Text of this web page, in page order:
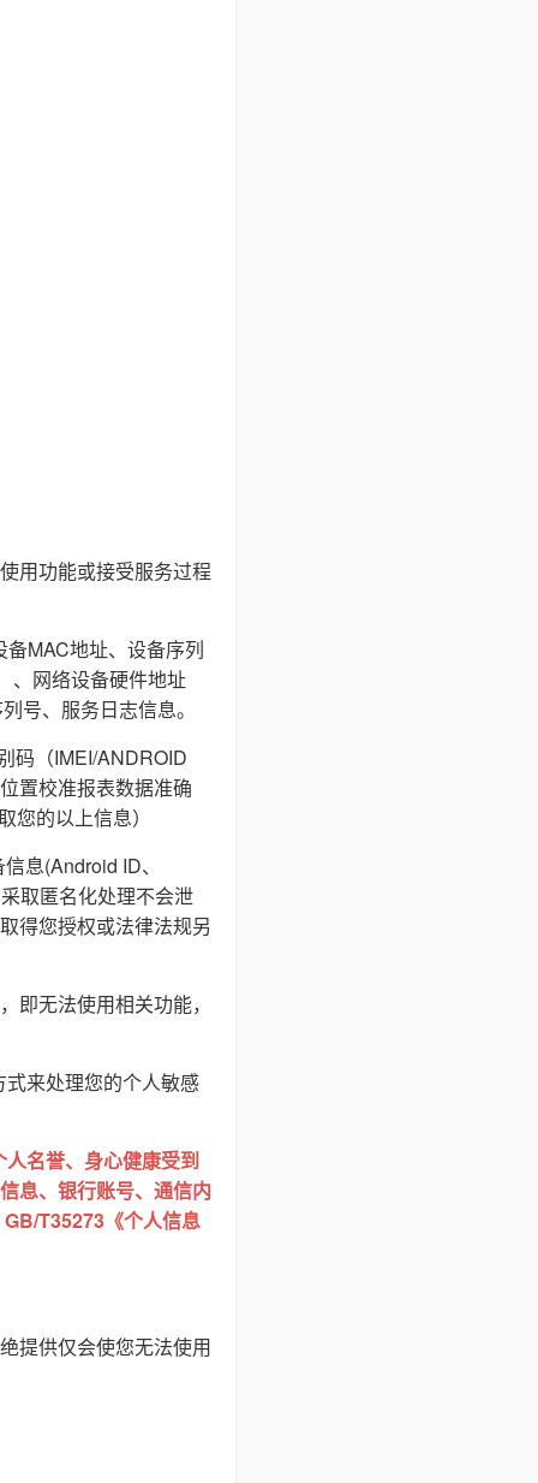
用功能或接受服务过程
MAC地址、设备序列
、网络设备硬件地址
号、服务日志信息。
码（IMEI/ANDROID
置校准报表数据准确
的以上信息）
息(Android ID、
取匿名化处理不会泄
得您授权或法律法规另
即无法使用相关功能，
来处理您的个人敏感
名誉、身心健康受到
息、银行账号、通信内
T35273《个人信息
提供仅会使您无法使用